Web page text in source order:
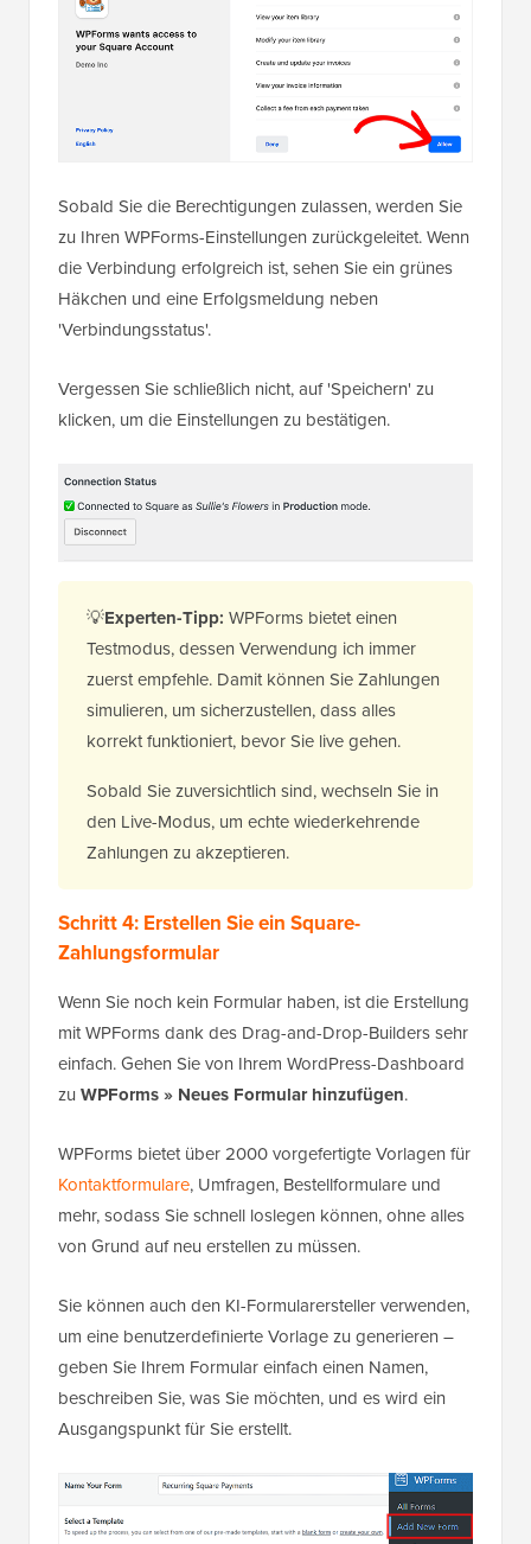
Sobald Sie die Berechtigungen zulassen, werden Sie
zu Ihren WPForms-Einstellungen zurückgeleitet. Wenn
die Verbindung erfolgreich ist, sehen Sie ein grünes
Häkchen und eine Erfolgsmeldung neben
'Verbindungsstatus'.
Vergessen Sie schließlich nicht, auf 'Speichern' zu
klicken, um die Einstellungen zu bestätigen.
💡Experten-Tipp: WPForms bietet einen
Testmodus, dessen Verwendung ich immer
zuerst empfehle. Damit können Sie Zahlungen
simulieren, um sicherzustellen, dass alles
korrekt funktioniert, bevor Sie live gehen.
Sobald Sie zuversichtlich sind, wechseln Sie in
den Live-Modus, um echte wiederkehrende
Zahlungen zu akzeptieren.
Schritt 4: Erstellen Sie ein Square-
Zahlungsformular
Wenn Sie noch kein Formular haben, ist die Erstellung
mit WPForms dank des Drag-and-Drop-Builders sehr
einfach. Gehen Sie von Ihrem WordPress-Dashboard
zu WPForms » Neues Formular hinzufügen.
WPForms bietet über 2000 vorgefertigte Vorlagen für
Kontaktformulare, Umfragen, Bestellformulare und
mehr, sodass Sie schnell loslegen können, ohne alles
von Grund auf neu erstellen zu müssen.
Sie können auch den KI-Formularersteller verwenden,
um eine benutzerdefinierte Vorlage zu generieren –
geben Sie Ihrem Formular einfach einen Namen,
beschreiben Sie, was Sie möchten, und es wird ein
Ausgangspunkt für Sie erstellt.